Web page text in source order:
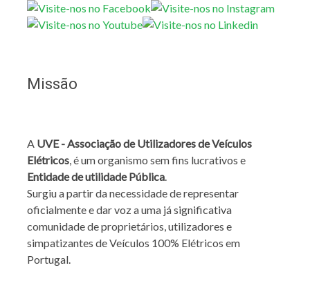
Missão
A UVE - Associação de Utilizadores de Veículos
Elétricos, é um organismo sem fins lucrativos e
Entidade de utilidade Pública.
Surgiu a partir da necessidade de representar
oficialmente e dar voz a uma já significativa
comunidade de proprietários, utilizadores e
simpatizantes de Veículos 100% Elétricos em
Portugal.